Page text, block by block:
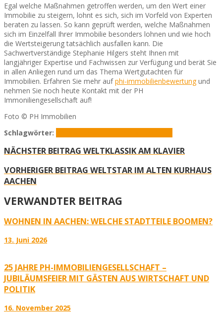
Egal welche Maßnahmen getroffen werden, um den Wert einer
Immobilie zu steigern, lohnt es sich, sich im Vorfeld von Experten
beraten zu lassen. So kann geprüft werden, welche Maßnahmen
sich im Einzelfall Ihrer Immobilie besonders lohnen und wie hoch
die Wertsteigerung tatsächlich ausfallen kann. Die
Sachwertverständige Stephanie Hilgers steht Ihnen mit
langjähriger Expertise und Fachwissen zur Verfügung und berät Sie
in allen Anliegen rund um das Thema Wertgutachten für
Immobilien. Erfahren Sie mehr aufphi-immobilienbewertungund
nehmen Sie noch heute Kontakt mit der PH
Immoniliengesellschaft auf!
Foto © PH Immobilien
Schlagwörter:
NÄCHSTER BEITRAG WELTKLASSIK AM KLAVIER
VORHERIGER BEITRAG WELTSTAR IM ALTEN KURHAUS
AACHEN
VERWANDTER BEITRAG
WOHNEN IN AACHEN: WELCHE STADTTEILE BOOMEN?
13. Juni 2026
25 JAHRE PH-IMMOBILIENGESELLSCHAFT –
JUBILÄUMSFEIER MIT GÄSTEN AUS WIRTSCHAFT UND
POLITIK
16. November 2025